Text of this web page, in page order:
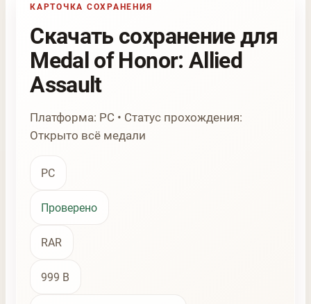
КАРТОЧКА СОХРАНЕНИЯ
Скачать сохранение для
Medal of Honor: Allied
Assault
Платформа: PC • Статус прохождения:
Открыто всё медали
PC
Проверено
RAR
999 B